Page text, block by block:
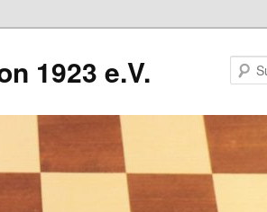
1923 e.V.